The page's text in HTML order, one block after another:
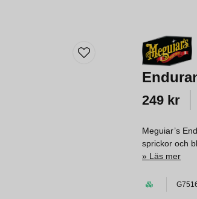
249 kr
Meguiar’s
sprickor och
Läs mer